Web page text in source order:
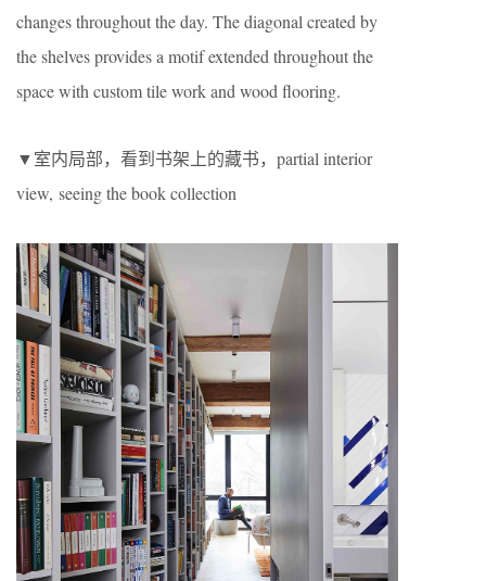
changes throughout the day. The diagonal created by
the shelves provides a motif extended throughout the
space with custom tile work and wood flooring.
▼室内局部，看到书架上的藏书，partial interior
view, seeing the book collection